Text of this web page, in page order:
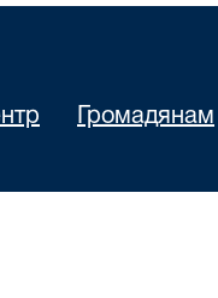
Громадянам